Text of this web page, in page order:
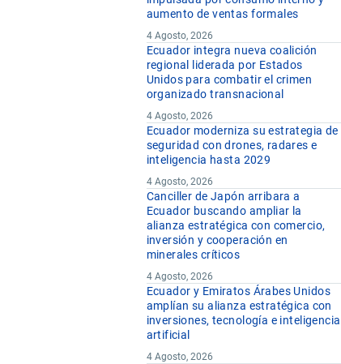
aumento de ventas formales
4 Agosto, 2026
Ecuador integra nueva coalición
regional liderada por Estados
Unidos para combatir el crimen
organizado transnacional
4 Agosto, 2026
Ecuador moderniza su estrategia de
seguridad con drones, radares e
inteligencia hasta 2029
4 Agosto, 2026
Canciller de Japón arribara a
Ecuador buscando ampliar la
alianza estratégica con comercio,
inversión y cooperación en
minerales críticos
4 Agosto, 2026
Ecuador y Emiratos Árabes Unidos
amplían su alianza estratégica con
inversiones, tecnología e inteligencia
artificial
4 Agosto, 2026